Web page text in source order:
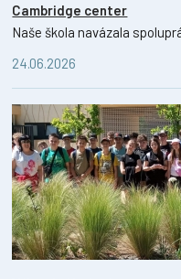
Cambridge center
Naše škola navázala
24.06.2026